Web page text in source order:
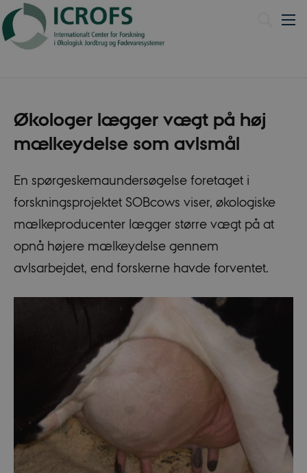
Økologer lægger vægt på høj
mælkeydelse som avlsmål
En spørgeskemaundersøgelse foretaget i
forskningsprojektet SOBcows viser, økologiske
mælkeproducenter lægger større vægt på at
opnå højere mælkeydelse gennem
avlsarbejdet, end forskerne havde forventet.